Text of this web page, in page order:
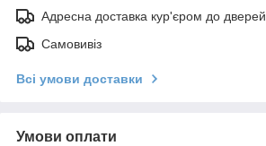
Адресна доставка кур'єром до дверей
Самовивіз
Всі умови доставки
Умови оплати